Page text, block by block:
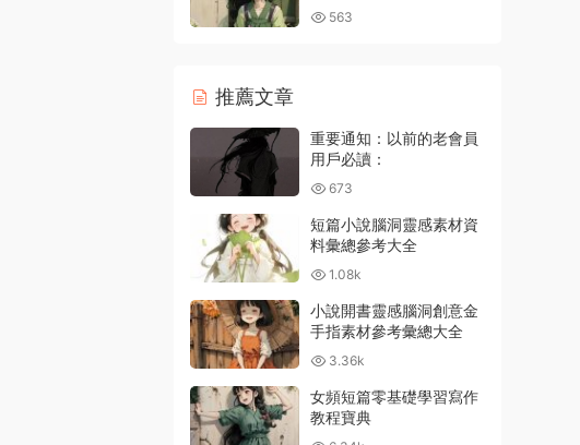
流量563
推薦文章
重要通知：以前的老會員
用戶必讀：
673
短篇小說腦洞靈感素材資
料彙總參考大全
1.08k
小說開書靈感腦洞創意金
手指素材參考彙總大全
3.36k
女頻短篇零基礎學習寫作
教程寶典